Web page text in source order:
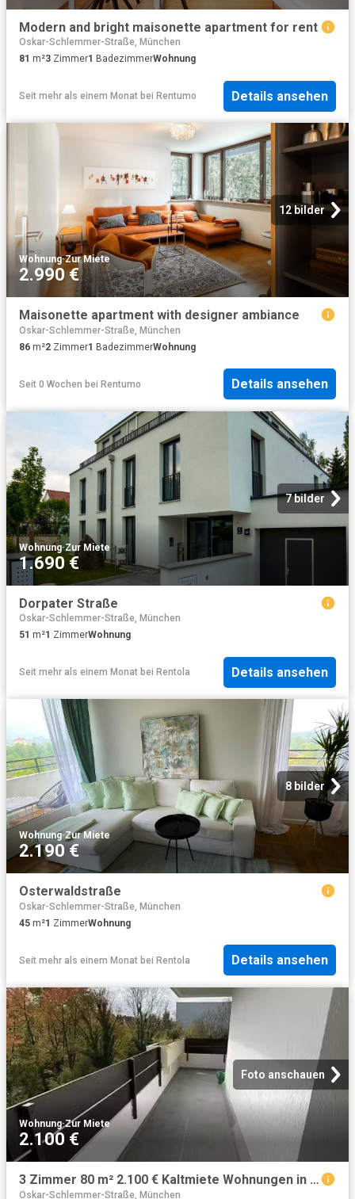
Modern and bright maisonette apartment for rent
Oskar-Schlemmer-Straße, München
81 m²3 Zimmer1 BadezimmerWohnung
Seit mehr als einem Monat bei Rentumo Details ansehen
12 bilder
Wohnung·Zur Miete
2.990 €
Maisonette apartment with designer ambiance
Oskar-Schlemmer-Straße, München
86 m²2 Zimmer1 BadezimmerWohnung
Seit 0 Wochen bei Rentumo Details ansehen
7 bilder
Wohnung·Zur Miete
1.690 €
Dorpater Straße
Oskar-Schlemmer-Straße, München
51 m²1 ZimmerWohnung
Seit mehr als einem Monat bei Rentola Details ansehen
8 bilder
Wohnung·Zur Miete
2.190 €
Osterwaldstraße
Oskar-Schlemmer-Straße, München
45 m²1 ZimmerWohnung
Seit mehr als einem Monat bei Rentola Details ansehen
Foto anschauen
Wohnung·Zur Miete
2.100 €
3 Zimmer 80 m² 2.100 € Kaltmiete Wohnungen in München
Oskar-Schlemmer-Straße, München